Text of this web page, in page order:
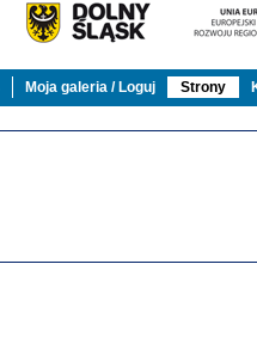
Moja galeria / Loguj Strony